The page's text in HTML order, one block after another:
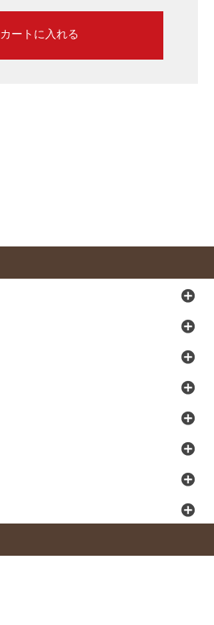
カートに入れる